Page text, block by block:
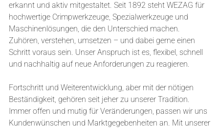
erkannt und aktiv mitgestaltet. Seit 1892 steht WEZAG für
hochwertige Crimpwerkzeuge, Spezialwerkzeuge und
Maschinenlösungen, die den Unterschied machen.
Zuhören, verstehen, umsetzen – und dabei gerne einen
Schritt voraus sein. Unser Anspruch ist es, flexibel, schnell
und nachhaltig auf neue Anforderungen zu reagieren.
Fortschritt und Weiterentwicklung, aber mit der nötigen
Beständig­keit, gehören seit jeher zu unserer Tradition.
Immer offen und mutig für Veränderungen, passen wir uns
Kunden­wünschen und Markt­gegeben­heiten an. Mit unserer